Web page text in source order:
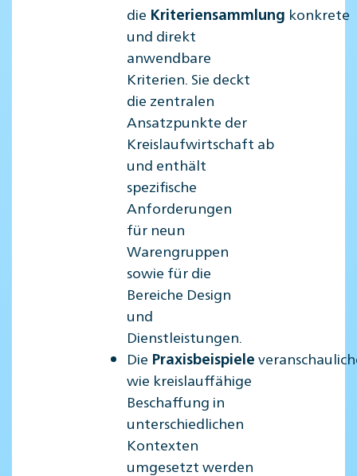
die Kriteriensammlung konkrete
und direkt
anwendbare
Kriterien. Sie deckt
die zentralen
Ansatzpunkte der
Kreislaufwirtschaft ab
und enthält
spezifische
Anforderungen
für neun
Warengruppen
sowie für die
Bereiche Design
und
Dienstleistungen.
Die Praxisbeispiele
wie kreislauffähige
Beschaffung in
unterschiedlichen
Kontexten
umgesetzt werden